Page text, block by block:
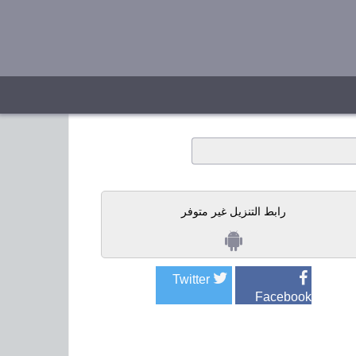
رابط التنزيل غير متوفر
Facebook
Twitter